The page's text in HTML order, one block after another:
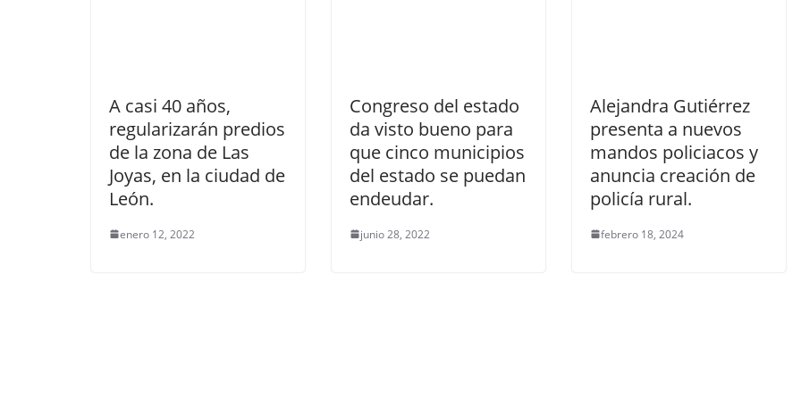
A casi 40 años,
regularizarán predios
de la zona de Las
Joyas, en la ciudad de
León.
enero 12, 2022
Congreso del estado
da visto bueno para
que cinco municipios
del estado se puedan
endeudar.
junio 28, 2022
Alejandra Gutiérrez
presenta a nuevos
mandos policiacos y
anuncia creación de
policía rural.
febrero 18, 2024